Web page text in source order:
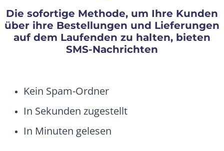
Die sofortige Methode, um Ihre Kunden
über ihre Bestellungen und Lieferungen
auf dem Laufenden zu halten, bieten
SMS-Nachrichten
Kein Spam-Ordner
In Sekunden zugestellt
In Minuten gelesen